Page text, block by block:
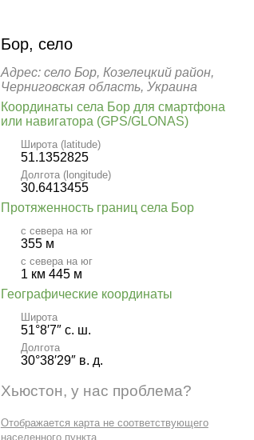
Бор, село
Адрес: село Бор, Козелецкий район,
Черниговская область, Украина
Координаты села Бор для смартфона
или навигатора (GPS/GLONAS)
Широта (latitude)
51.1352825
Долгота (longitude)
30.6413455
Протяженность границ села Бор
с севера на юг
355 м
с севера на юг
1 км 445 м
Географические координаты
Широта
51°8′7″ с. ш.
Долгота
30°38′29″ в. д.
Хьюстон, у нас проблема?
Отображается карта не соответствующего
населенного пункта